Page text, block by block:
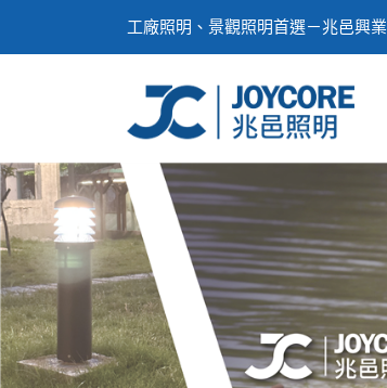
工廠照明、景觀照明首選－兆邑興業